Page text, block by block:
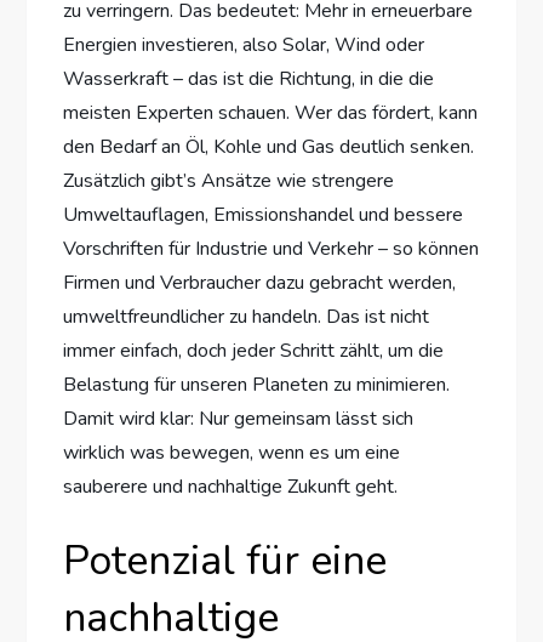
zu verringern. Das bedeutet: Mehr in erneuerbare
Energien investieren, also Solar, Wind oder
Wasserkraft – das ist die Richtung, in die die
meisten Experten schauen. Wer das fördert, kann
den Bedarf an Öl, Kohle und Gas deutlich senken.
Zusätzlich gibt’s Ansätze wie strengere
Umweltauflagen, Emissionshandel und bessere
Vorschriften für Industrie und Verkehr – so können
Firmen und Verbraucher dazu gebracht werden,
umweltfreundlicher zu handeln. Das ist nicht
immer einfach, doch jeder Schritt zählt, um die
Belastung für unseren Planeten zu minimieren.
Damit wird klar: Nur gemeinsam lässt sich
wirklich was bewegen, wenn es um eine
sauberere und nachhaltige Zukunft geht.
Potenzial für eine
nachhaltige